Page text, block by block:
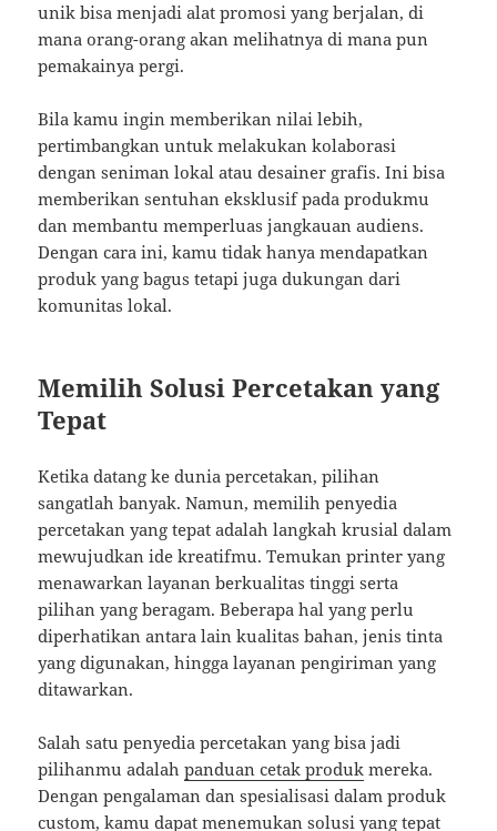
unik bisa menjadi alat promosi yang berjalan, di
mana orang-orang akan melihatnya di mana pun
pemakainya pergi.
Bila kamu ingin memberikan nilai lebih,
pertimbangkan untuk melakukan kolaborasi
dengan seniman lokal atau desainer grafis. Ini bisa
memberikan sentuhan eksklusif pada produkmu
dan membantu memperluas jangkauan audiens.
Dengan cara ini, kamu tidak hanya mendapatkan
produk yang bagus tetapi juga dukungan dari
komunitas lokal.
Memilih Solusi Percetakan yang
Tepat
Ketika datang ke dunia percetakan, pilihan
sangatlah banyak. Namun, memilih penyedia
percetakan yang tepat adalah langkah krusial dalam
mewujudkan ide kreatifmu. Temukan printer yang
menawarkan layanan berkualitas tinggi serta
pilihan yang beragam. Beberapa hal yang perlu
diperhatikan antara lain kualitas bahan, jenis tinta
yang digunakan, hingga layanan pengiriman yang
ditawarkan.
Salah satu penyedia percetakan yang bisa jadi
pilihanmu adalahpanduan cetak produk mereka.
Dengan pengalaman dan spesialisasi dalam produk
custom, kamu dapat menemukan solusi yang tepat